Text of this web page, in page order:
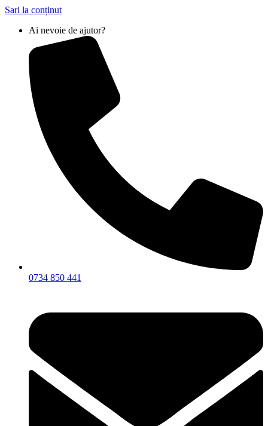
Sari la conținut
Ai nevoie de ajutor?
0734 850 441